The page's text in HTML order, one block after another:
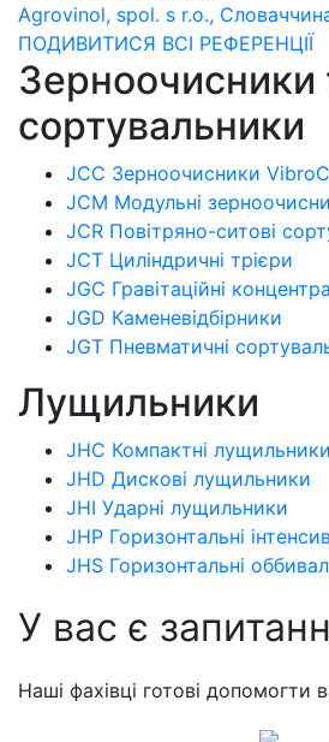
Agrovinol, spol. s r.o.,
ПОДИВИТИСЯ ВСІ РЕФЕРЕНЦІЇ
Зерноочисники
сортувальники
JCC Зерноочисники
JCM Модульні
JCR Повітряно-ситові
JCT Циліндричні трієри
JGC Гравітаційні
JGD Каменевідбірники
JGT Пневматичні
Лущильники
JHC Компактні лущильники
JHD Дискові лущильники
JHI Ударні лущильники
JHP Горизонтальні
JHS Горизонтальні
У вас є
Наші фахівці готові допомогти